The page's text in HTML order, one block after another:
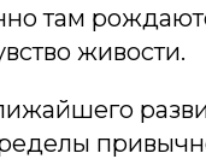
там
живости.